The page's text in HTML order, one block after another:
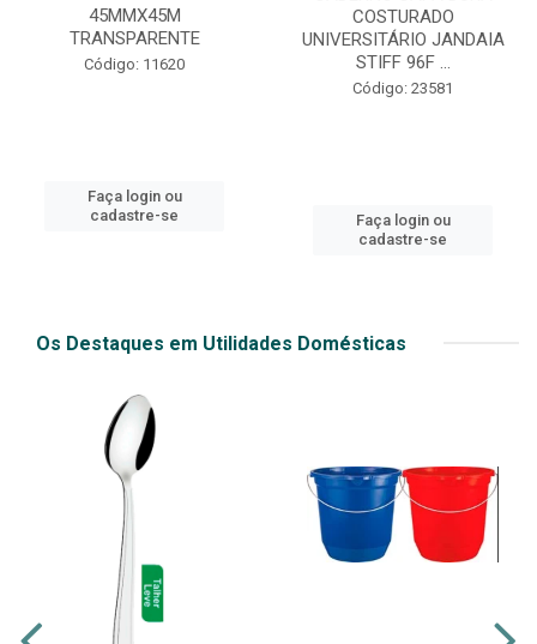
45MMX45M
TRANSPARENTE
Código: 11620
Faça login ou
cadastre-se
COSTURADO
UNIVERSITÁRIO JANDAIA
STIFF 96F ...
Código: 23581
Faça login ou
cadastre-se
Os Destaques em Utilidades Domésticas